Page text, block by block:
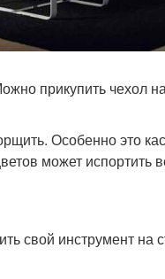
прикупить чехол
Особенно это
может испортить
свой инструмент на